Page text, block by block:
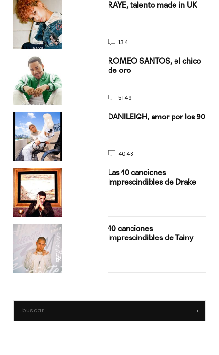
RAYE, talento made in UK
134
ROMEO SANTOS, el chico
de oro
5149
DANILEIGH, amor por los 90
4048
Las 10 canciones
imprescindibles de Drake
10 canciones
imprescindibles de Tainy